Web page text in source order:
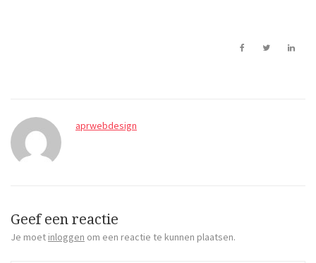
aprwebdesign
Geef een reactie
Je moet inloggen om een reactie te kunnen plaatsen.